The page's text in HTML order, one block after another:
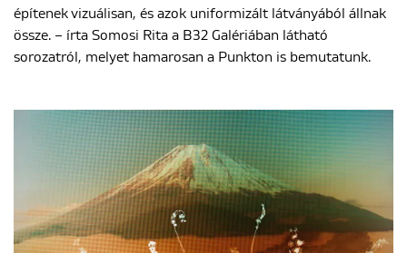
építenek vizuálisan, és azok uniformizált látványából állnak
össze. – írta Somosi Rita a B32 Galériában látható
sorozatról, melyet hamarosan a Punkton is bemutatunk.